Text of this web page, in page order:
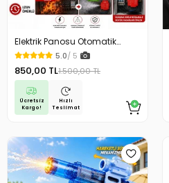
Elektrik Panosu Otomatik
Yangın Söndürücü Isıya
Duyarlı Sigorta Kutusu Yangın
Söndürme Cihazı
5.0/ 5
850,00 TL1.500,00 TL
Ücretsiz
Kargo!
Hızlı
Teslimat